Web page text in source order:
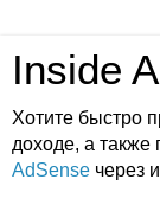
Inside
Хотите быстро
доходе, а также
AdSense через